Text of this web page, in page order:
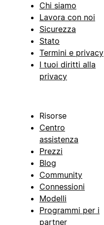
Chi siamo
Lavora con noi
Sicurezza
Stato
Termini e privacy
I tuoi diritti alla
privacy
Risorse
Centro
assistenza
Prezzi
Blog
Community
Connessioni
Modelli
Programmi per i
partner